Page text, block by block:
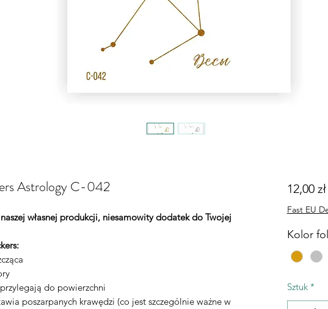
Astrology C-042
własnej produkcji, niesamowity dodatek do Twojej
do powierzchni
poszarpanych krawędzi (co jest szczególnie ważne w
12,00 zł
Fast EU
Kolor
Sztuk *